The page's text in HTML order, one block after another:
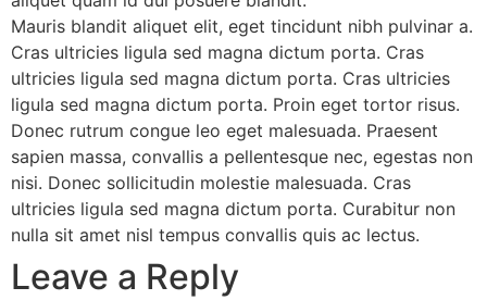
Mauris blandit aliquet elit, eget tincidunt nibh pulvinar a.
Cras ultricies ligula sed magna dictum porta. Cras
ultricies ligula sed magna dictum porta. Cras ultricies
ligula sed magna dictum porta. Proin eget tortor risus.
Donec rutrum congue leo eget malesuada. Praesent
sapien massa, convallis a pellentesque nec, egestas non
nisi. Donec sollicitudin molestie malesuada. Cras
ultricies ligula sed magna dictum porta. Curabitur non
nulla sit amet nisl tempus convallis quis ac lectus.
Leave a Reply